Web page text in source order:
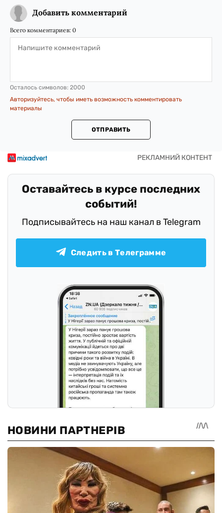
Добавить комментарий
Всего комментариев: 0
Осталось символов: 2000
Авторизуйтесь, чтобы иметь возможность комментировать
материалы
ОТПРАВИТЬ
Оставайтесь в курсе последних
событий!
Подписывайтесь на наш канал в Telegram
Следить в Телеграмме